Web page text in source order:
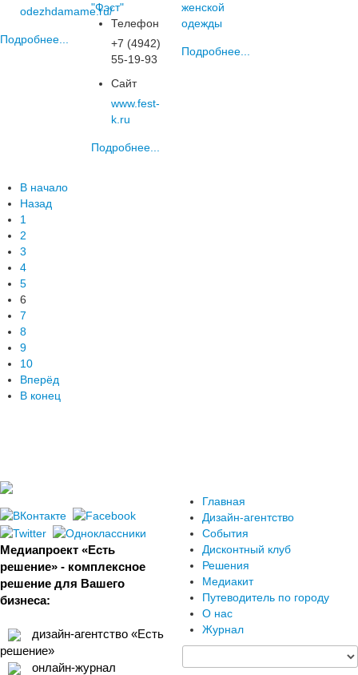
odezhdamame.ru/
Подробнее...
"Фэст"
Телефон
+7 (4942)
55-19-93
Сайт
www.fest-
k.ru
Подробнее...
женской
одежды
Подробнее...
В начало
Назад
1
2
3
4
5
6
7
8
9
10
Вперёд
В конец
Медиапроект «Есть
решение» - комплексное
решение для Вашего
бизнеса:
дизайн-агентство «Есть
решение»
онлайн-журнал
Главная
Дизайн-агентство
События
Дисконтный клуб
Решения
Медиакит
Путеводитель по городу
О нас
Журнал